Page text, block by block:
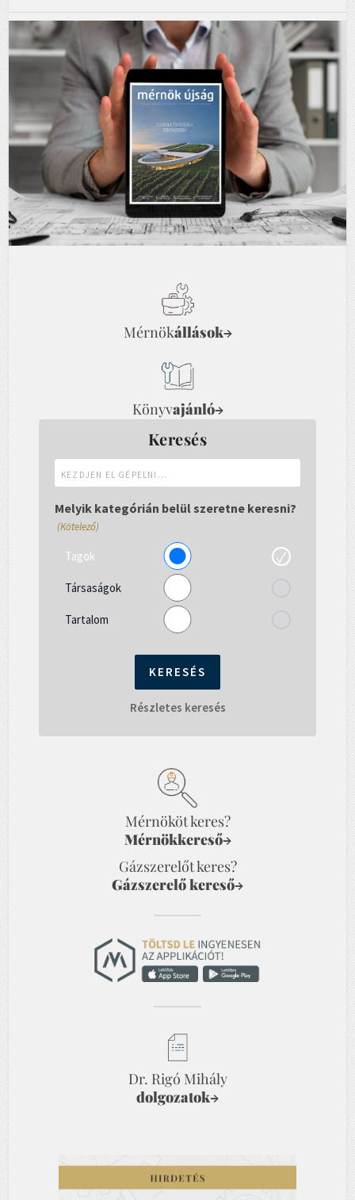
Mérnökállások→
Könyvajánló→
Keresés
el
gépelni...
Melyik kategórián belül szeretne keresni?
(Kötelező)
Tagok
Társaságok
Tartalom
Részletes keresés
Mérnököt keres?
Mérnökkereső→
Gázszerelőt keres?
Gázszerelő kereső→
Dr. Rigó Mihály
dolgozatok→